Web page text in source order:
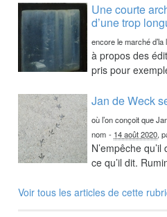
Une courte
d’une trop
encore le marché d’la
à propos des
pris pour
Jan de Weck
où l’on conçoit que
nom - 14 août 2020,
N’empêche
ce qu’il dit.
Voir tous les articles de cette